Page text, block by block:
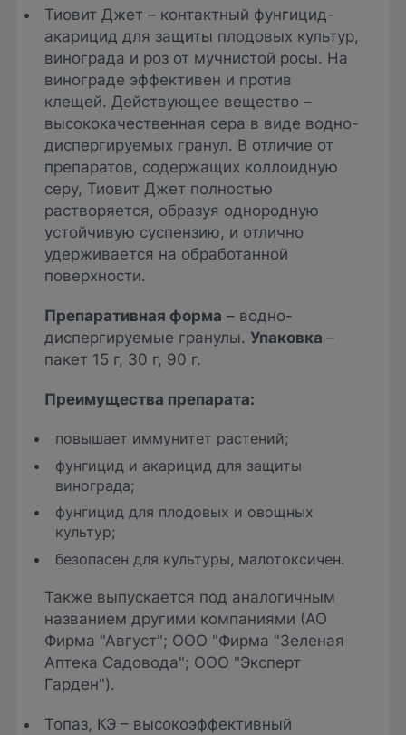
Тиовит Джет – контактный фунгицид-
акарицид для защиты плодовых культур,
винограда и роз от мучнистой росы. На
винограде эффективен и против
клещей. Действующее вещество –
высококачественная сера в виде водно-
диспергируемых гранул. В отличие от
препаратов, содержащих коллоидную
серу, Тиовит Джет полностью
растворяется, образуя однородную
устойчивую суспензию, и отлично
удерживается на обработанной
поверхности.
Препаративная форма – водно-
диспергируемые гранулы. Упаковка–
пакет 15 г, 30 г, 90 г.
Преимущества препарата:
повышает иммунитет растений;
фунгицид и акарицид для защиты
винограда;
фунгицид для плодовых и овощных
культур;
безопасен для культуры, малотоксичен.
Также выпускается под аналогичным
названием другими компаниями (АО
Фирма "Август"; ООО "Фирма "Зеленая
Аптека Садовода"; ООО "Эксперт
Гарден").
Топаз, КЭ – высокоэффективный